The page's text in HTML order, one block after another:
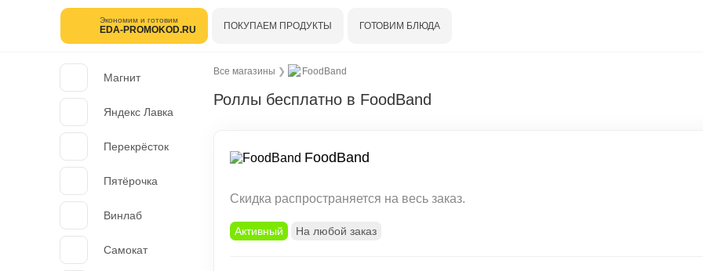
Экономим и готовим
EDA-PROMOKOD.RU ПОКУПАЕМ ПРОДУКТЫ ГОТОВИМ БЛЮДА
Магнит
Яндекс Лавка
Перекрёсток
Пятёрочка
Винлаб
Самокат
Все магазины ❯ FoodBand
Роллы бесплатно в FoodBand
FoodBand
Скидка распространяется на весь заказ.
Активный На любой заказ